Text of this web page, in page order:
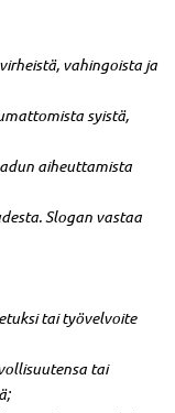
vahingoista ja
syistä,
aiheuttamista
Slogan vastaa
tai työvelvoite
tai